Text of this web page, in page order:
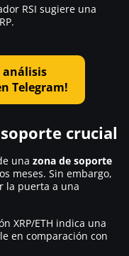
RSI sugiere una
análisis
Telegram!
crucial
una zona de soporte
meses. Sin embargo,
la puerta a una
XRP/ETH indica una
en comparación con